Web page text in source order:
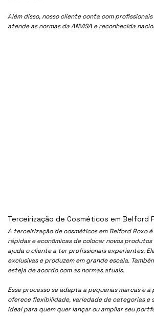
Além disso, nosso cliente conta com
atende as normas da ANVISA e reconhecida
A terceirização de cosméticos em Belford Roxo é
rápidas e econômicas de colocar novos produtos
ajuda o cliente a ter profissionais experientes.
exclusivas e produzem em grande escala.
esteja de acordo com as normas atuais.
Esse processo se adapta a pequenas marcas e a
oferece flexibilidade, variedade de categorias e
ideal para quem quer lançar ou ampliar seu
Terceirização de Cosméticos em Belford